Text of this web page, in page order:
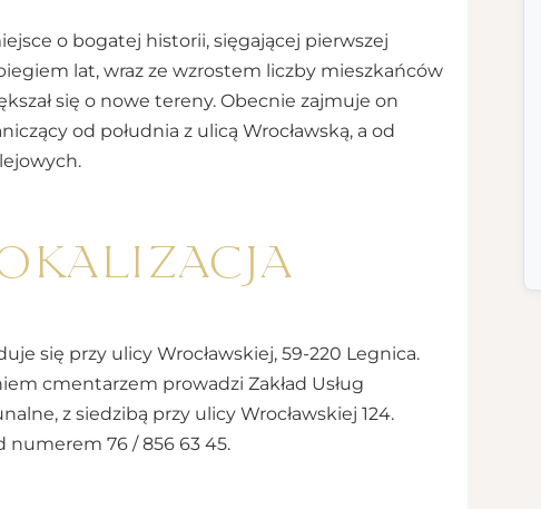
o bogatej historii, sięgającej pierwszej
lat, wraz ze wzrostem liczby mieszkańców
się o nowe tereny. Obecnie zajmuje on
od południa z ulicą Wrocławską, a od
się przy ulicy Wrocławskiej, 59-220 Legnica.
cmentarzem prowadzi Zakład Usług
z siedzibą przy ulicy Wrocławskiej 124.
76 / 856 63 45.